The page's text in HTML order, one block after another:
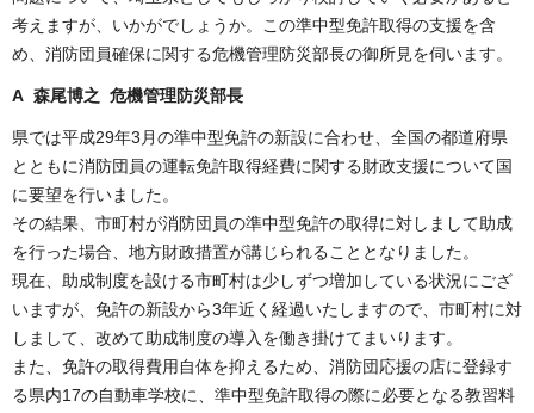
考えますが、いかがでしょうか。この準中型免許取得の支援を含
め、消防団員確保に関する危機管理防災部長の御所見を伺います。
A 森尾博之 危機管理防災部長
県では平成29年3月の準中型免許の新設に合わせ、全国の都道府県
とともに消防団員の運転免許取得経費に関する財政支援について国
に要望を行いました。
その結果、市町村が消防団員の準中型免許の取得に対しまして助成
を行った場合、地方財政措置が講じられることとなりました。
現在、助成制度を設ける市町村は少しずつ増加している状況にござ
いますが、免許の新設から3年近く経過いたしますので、市町村に対
しまして、改めて助成制度の導入を働き掛けてまいります。
また、免許の取得費用自体を抑えるため、消防団応援の店に登録す
る県内17の自動車学校に、準中型免許取得の際に必要となる教習料